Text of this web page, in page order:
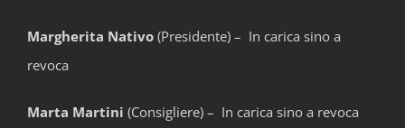
Margherita Nativo (Presidente) – In carica sino a
revoca
Marta Martini (Consigliere) – In carica sino a revoca